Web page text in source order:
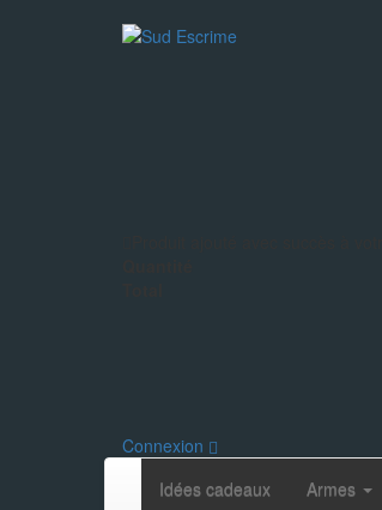
Connexion
Idées cadeaux
Armes